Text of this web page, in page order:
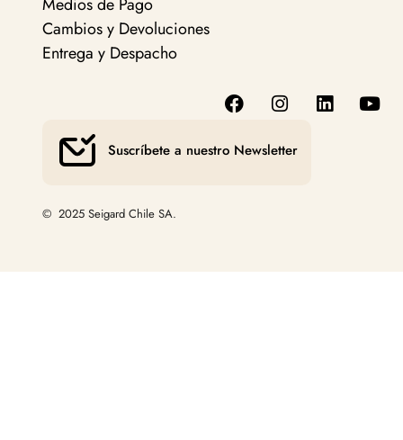
Cambios y Devoluciones
Entrega y Despacho
Suscríbete a nuestro Newsletter
© 2025 Seigard Chile SA.